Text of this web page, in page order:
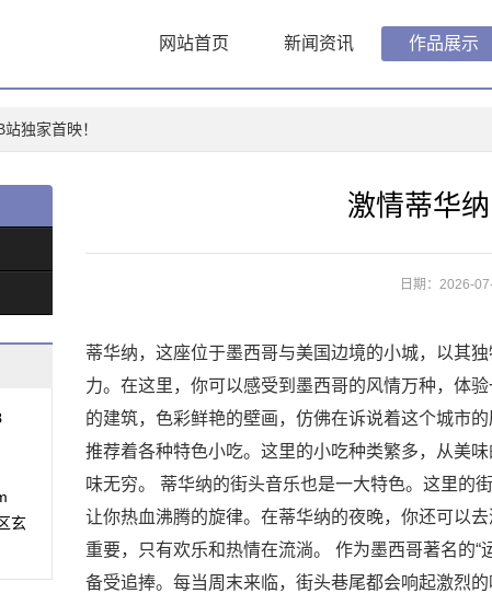
网站首页 新闻资讯 作品展示
独家首映！
后真相曝光！
纳影院独家首映日！
玄
激情蒂华
日期：2026-
蒂华纳，这座位于墨西哥与美国边境的小城，以其
力。在这里，你可以感受到墨西哥的风情万种，体
的建筑，色彩鲜艳的壁画，仿佛在诉说着这个城市
推荐着各种特色小吃。这里的小吃种类繁多，从美
味无穷。 蒂华纳的街头音乐也是一大特色。这里的
让你热血沸腾的旋律。在蒂华纳的夜晚，你还可以
重要，只有欢乐和热情在流淌。 作为墨西哥著名的
备受追捧。每当周末来临，街头巷尾都会响起激烈